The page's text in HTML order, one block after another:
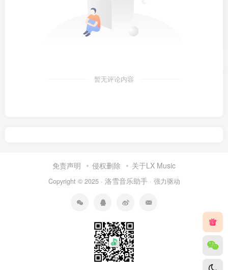
暂无评论内容
免责声明 侵权删除 关于LX Music
Copyright © 2025 · 洛雪音乐助手· 强力驱动